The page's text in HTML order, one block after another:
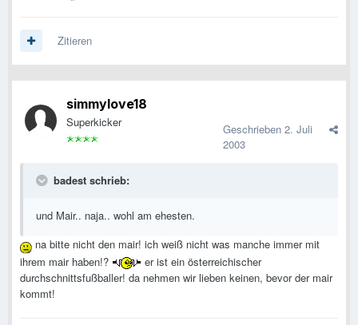
Zitieren
simmylove18
Superkicker Geschrieben 2. Juli
2003
badest schrieb:
und Mair.. naja.. wohl am ehesten.
na bitte nicht den mair! ich weiß nicht was manche immer mit
ihrem mair haben!?
er ist ein österreichischer
durchschnittsfußballer! da nehmen wir lieben keinen, bevor der mair
kommt!